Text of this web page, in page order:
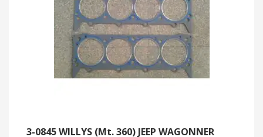
3-0845 WILLYS (Mt. 360) JEEP WAGONNER